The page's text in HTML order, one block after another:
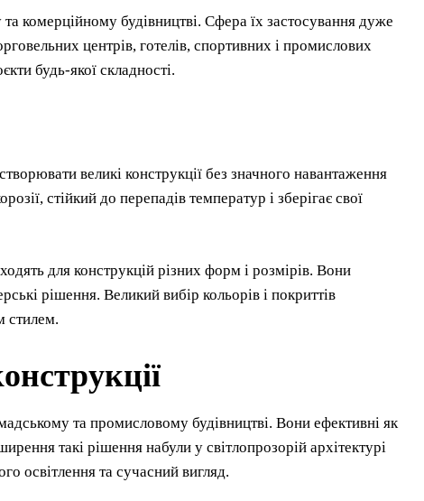
комерційному будівництві. Сфера їх застосування дуже
центрів, готелів, спортивних і промислових
будь-якої складності.
великі конструкції без значного навантаження
стійкий до перепадів температур і зберігає свої
для конструкцій різних форм і розмірів. Вони
рішення. Великий вибір кольорів і покриттів
стилем.
та промисловому будівництві. Вони ефективні як
такі рішення набули у світлопрозорій архітектурі
освітлення та сучасний вигляд.